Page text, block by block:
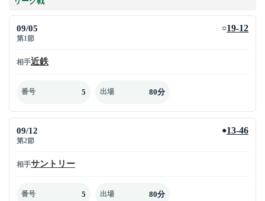
09/05
第1節
○19-12
相手近鉄
番号 5 出場 80分
09/12
第2節
●13-46
相手サントリー
番号 5 出場 80分